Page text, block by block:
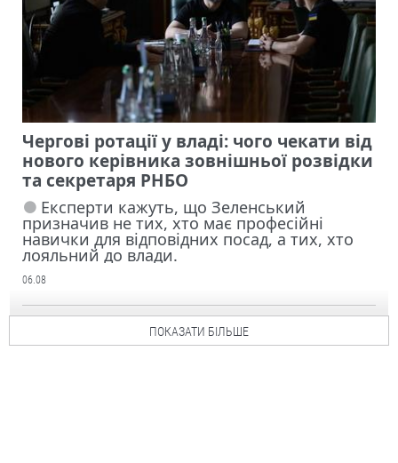
Чергові ротації у владі: чого чекати від
нового керівника зовнішньої розвідки
та секретаря РНБО
Експерти кажуть, що Зеленський
призначив не тих, хто має професійні
навички для відповідних посад, а тих, хто
лояльний до влади.
06.08
ПОКАЗАТИ БІЛЬШЕ